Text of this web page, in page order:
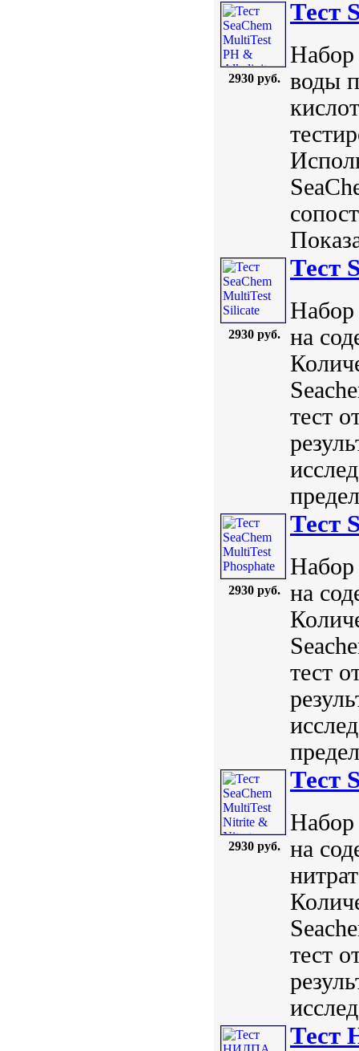
2930 руб.
Тест
Набор
воды
2930 руб.
Тест
Набор
на
тест
2930 руб.
Тест
Набор
на
тест
2930 руб.
Тест
Набор
на
тест
Тест